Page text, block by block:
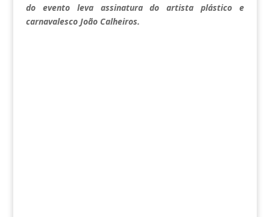
do evento leva assinatura do artista plástico e
carnavalesco João Calheiros.